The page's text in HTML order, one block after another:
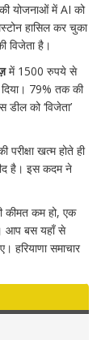
योजनाओं में AI को
हासिल कर चुका
विजेता है।
में 1500 रुपये से
79% तक की
को ‘विजेता’
परीक्षा खत्म होते ही
है। इस कदम ने
कीमत कम हो, एक
आप बस यहाँ से
समाचार